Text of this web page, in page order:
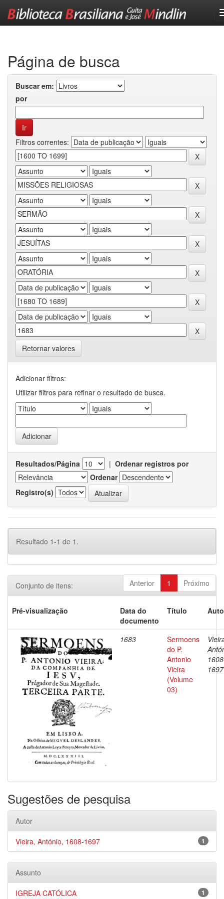
Página de busca
Buscar em:
por
Filtros correntes:
Retornar valores
Adicionar filtros:
Utilizar filtros para refinar o resultado de busca.
Resultados/Página | Ordenar registros por
Ordenar
Registro(s)
Resultado 1-1 de 1.
Anterior 1 Próximo
Conjunto de itens:
Pré-visualização
Data do
documento
Título
1683
Sermoens
do P.
Antonio
Vieira
(Volume
03)
1697
Sugestões de pesquisa
Autor
1
Vieira, António, 1608-1697
Assunto
1
IGREJA CATÓLICA